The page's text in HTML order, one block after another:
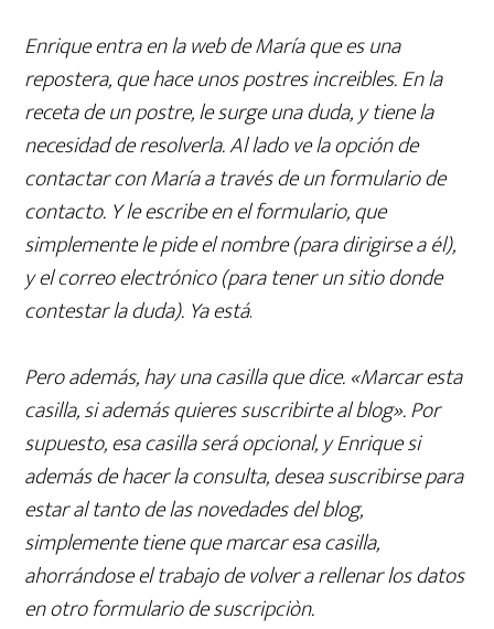
Enrique entra en la web de María que es una
repostera, que hace unos postres increibles. En la
receta de un postre, le surge una duda, y tiene la
necesidad de resolverla. Al lado ve la opción de
contactar con María a través de un formulario de
contacto. Y le escribe en el formulario, que
simplemente le pide el nombre (para dirigirse a él),
y el correo electrónico (para tener un sitio donde
contestar la duda). Ya está.
Pero además, hay una casilla que dice. «Marcar esta
casilla, si además quieres suscribirte al blog». Por
supuesto, esa casilla será opcional, y Enrique si
además de hacer la consulta, desea suscribirse para
estar al tanto de las novedades del blog,
simplemente tiene que marcar esa casilla,
ahorrándose el trabajo de volver a rellenar los datos
en otro formulario de suscripciòn.